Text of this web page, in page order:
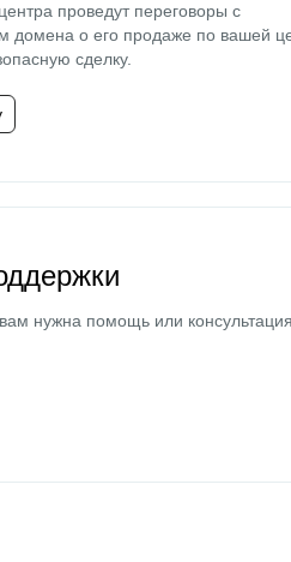
проведут переговоры с
домена о его продаже по вашей
сделку.
нужна помощь или консультация